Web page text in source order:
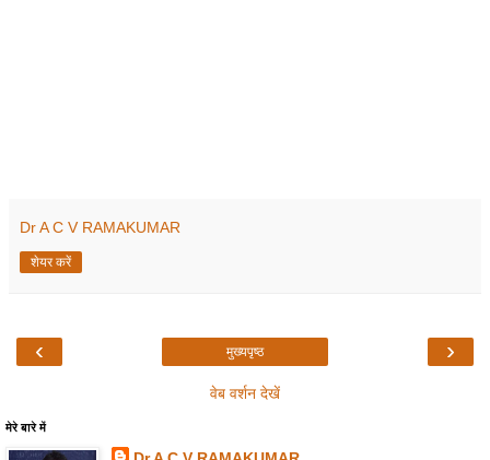
Dr A C V RAMAKUMAR
शेयर करें
‹ ›
मुख्यपृष्ठ
वेब वर्शन देखें
मेरे बारे में